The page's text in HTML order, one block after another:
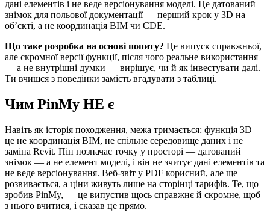
дані елементів і не веде версіонування моделі. Це датований
знімок для польової документації — перший крок у 3D на
об’єкті, а не координація BIM чи CDE.
Що таке розробка на основі попиту? Це випуск справжньої,
але скромної версії функції, після чого реальне використання
— а не внутрішні думки — вирішує, чи й як інвестувати далі.
Ти вчишся з поведінки замість вгадувати з таблиці.
Чим PinMy НЕ є
Навіть як історія походження, межа тримається: функція 3D —
це не координація BIM, не спільне середовище даних і не
заміна Revit. Пін позначає точку у просторі — датований
знімок — а не елемент моделі, і він не зчитує дані елементів та
не веде версіонування. Веб-звіт у PDF корисний, але ще
розвивається, а ціни живуть лише на сторінці тарифів. Те, що
зробив PinMy, — це випустив щось справжнє й скромне, щоб
з нього вчитися, і сказав це прямо.